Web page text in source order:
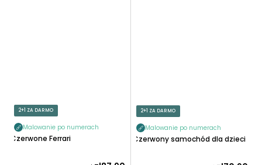
2+1 ZA DARMO
Malowanie po numerach
Czerwone Ferrari
2+1 ZA DARMO
Malowanie po numerach
Czerwony samochód dla dzieci